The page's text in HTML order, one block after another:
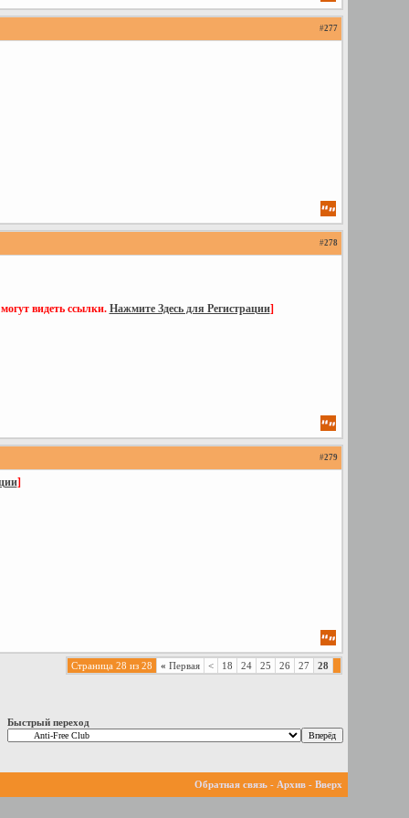
#277
#278
видеть ссылки. Нажмите Здесь для Регистрации]
#279
]
Страница 28 из 28 « Первая < 18 24 25 26 27 28
Быстрый переход
Обратная связь- Архив- Вверх